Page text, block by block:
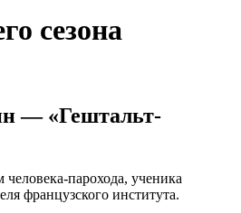
сезона
— «Гештальт-
парохода, ученика
французского института.